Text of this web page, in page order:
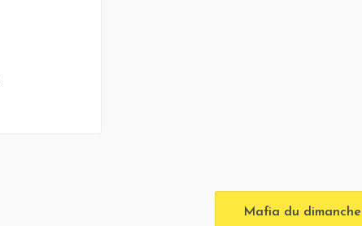
Mafia du dimanche